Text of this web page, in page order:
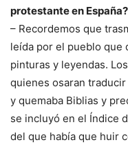
protestante en España?
– Recordemos que
leída por el pueblo que
pinturas y leyendas.
quienes osaran
y quemaba Biblias y
se incluyó en el Índice
del que había que huir